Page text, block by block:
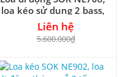
loa kéo sử dụng 2 bass,
công suất cực lớn
Liên hệ
5.600.000₫